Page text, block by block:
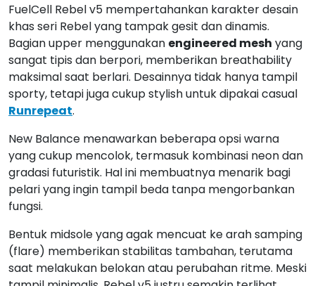
FuelCell Rebel v5 mempertahankan karakter desain
khas seri Rebel yang tampak gesit dan dinamis.
Bagian upper menggunakan engineered mesh yang
sangat tipis dan berpori, memberikan breathability
maksimal saat berlari. Desainnya tidak hanya tampil
sporty, tetapi juga cukup stylish untuk dipakai casual
Runrepeat.
New Balance menawarkan beberapa opsi warna
yang cukup mencolok, termasuk kombinasi neon dan
gradasi futuristik. Hal ini membuatnya menarik bagi
pelari yang ingin tampil beda tanpa mengorbankan
fungsi.
Bentuk midsole yang agak mencuat ke arah samping
(flare) memberikan stabilitas tambahan, terutama
saat melakukan belokan atau perubahan ritme. Meski